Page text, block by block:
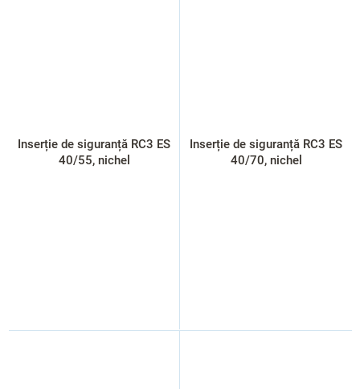
Inserție de siguranță RC3 ES
40/55, nichel
Inserție de siguranță RC3 ES
40/70, nichel